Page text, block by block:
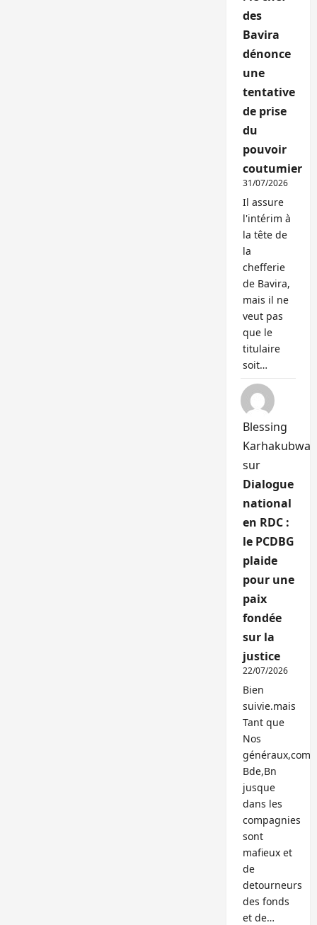
des
Bavira
dénonce
une
tentative
de prise
du
pouvoir
coutumier
31/07/2026
Il assure
l'intérim à
la tête de
la
chefferie
de Bavira,
mais il ne
veut pas
que le
titulaire
soit…
Blessing
Karhakubwa
sur
Dialogue
national
en RDC :
le PCDBG
plaide
pour une
paix
fondée
sur la
justice
22/07/2026
Bien
suivie.mais
Tant que
Nos
généraux,com
Bde,Bn
jusque
dans les
compagnies
sont
mafieux et
de
detourneurs
des fonds
et de…